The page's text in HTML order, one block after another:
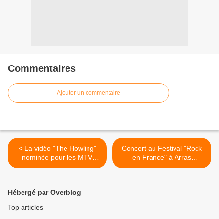
Commentaires
Ajouter un commentaire
< La vidéo "The Howling"
nominée pour les MTV
Video Music Awards
Concert au Festival "Rock
en France" à Arras
(France) du 14 Août 2008 >
Hébergé par Overblog
Top articles